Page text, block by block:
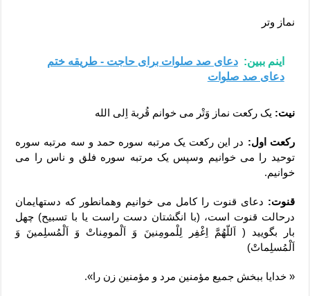
نماز وتر
اینم ببین: دعای صد صلوات برای حاجت - طریقه ختم
دعای صد صلوات
نیت: یک رکعت نماز وَتْر می خوانم قُربة اِلی الله
رکعت اول: در این رکعت یک مرتبه سوره حمد و سه مرتبه سوره
توحید را می خوانیم وسپس یک مرتبه سوره فلق و ناس را می
خوانیم.
قنوت: دعای قنوت را کامل می خوانیم وهمانطور که دستهایمان
درحالت قنوت است، (با انگشتان دست راست یا با تسبیح) چهل
بار بگویید ( اَللّهُمَّ اِغْفِر لِلْمومِنینَ وَ اَلْمومِناتْ وَ اَلْمُسلِمینَ وَ
اَلْمُسلِماتْ)
« خدایا ببخش جمیع مؤمنین مرد و مؤمنین زن را».